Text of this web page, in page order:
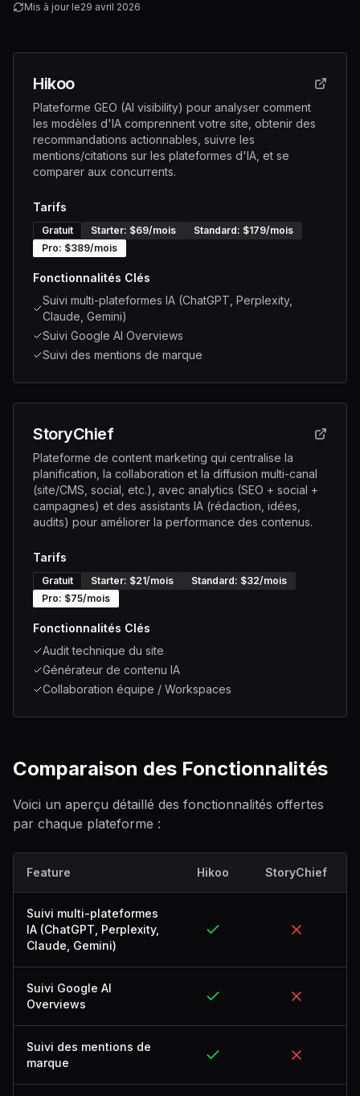
Mis à jour le29 avril 2026
Hikoo
Plateforme GEO (AI visibility) pour analyser comment
les modèles d'IA comprennent votre site, obtenir des
recommandations actionnables, suivre les
mentions/citations sur les plateformes d'IA, et se
comparer aux concurrents.
Tarifs
Gratuit Starter: $69/mois Standard: $179/mois
Pro: $389/mois
Fonctionnalités Clés
Suivi multi-plateformes IA (ChatGPT, Perplexity,
Claude, Gemini)
Suivi Google AI Overviews
Suivi des mentions de marque
StoryChief
Plateforme de content marketing qui centralise la
planification, la collaboration et la diffusion multi-canal
(site/CMS, social, etc.), avec analytics (SEO + social +
campagnes) et des assistants IA (rédaction, idées,
audits) pour améliorer la performance des contenus.
Tarifs
Gratuit Starter: $21/mois Standard: $32/mois
Pro: $75/mois
Fonctionnalités Clés
Audit technique du site
Générateur de contenu IA
Collaboration équipe / Workspaces
Comparaison des Fonctionnalités
Voici un aperçu détaillé des fonctionnalités offertes
par chaque plateforme :
Feature Hikoo StoryChief
Suivi multi-plateformes
IA (ChatGPT, Perplexity,
Claude, Gemini)
Suivi Google AI
Overviews
Suivi des mentions de
marque